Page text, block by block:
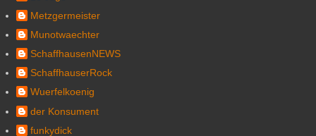
Metzgermeister
Munotwaechter
SchaffhausenNEWS
SchaffhauserRock
Wuerfelkoenig
der Konsument
funkydick